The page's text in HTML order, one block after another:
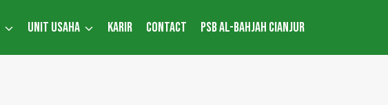
UNIT USAHA KARIR CONTACT PSB AL-BAHJAH CIANJUR